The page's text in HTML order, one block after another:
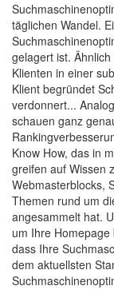
täglichen Wandel.
gelagert ist.
Klienten in einer
Klient begründet
verdonnert...
schauen ganz
Know How, das in
greifen auf Wissen
Webmasterblocks,
Themen rund um
angesammelt hat.
um Ihre
dass Ihre
dem aktuellsten